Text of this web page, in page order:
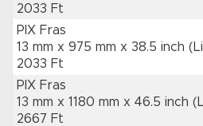
2033 Ft
PIX Fras
13 mm x 975 mm x 38.5 inch
2033 Ft
PIX Fras
13 mm x 1180 mm x 46.5 inch
2667 Ft